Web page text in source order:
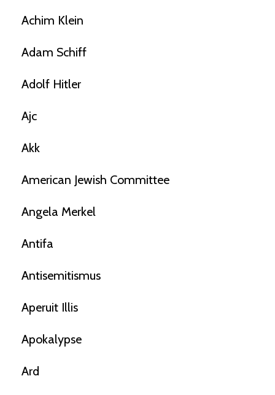
Achim Klein
Adam Schiff
Adolf Hitler
Ajc
Akk
American Jewish Committee
Angela Merkel
Antifa
Antisemitismus
Aperuit Illis
Apokalypse
Ard